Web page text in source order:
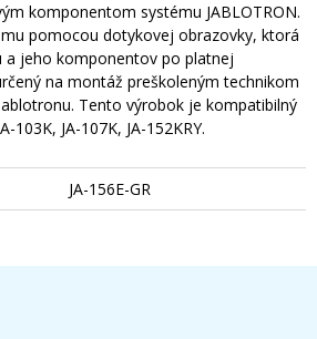
komponentom systému JABLOTRON.
pomocou dotykovej obrazovky, ktorá
a jeho komponentov po platnej
na montáž preškoleným technikom
Tento výrobok je kompatibilný
103K, JA-107K, JA-152KRY.
JA-156E-GR